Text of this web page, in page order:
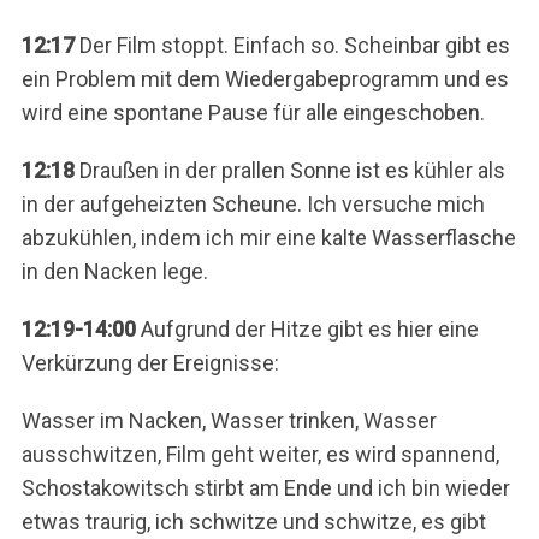
12:17Der Film stoppt. Einfach so. Scheinbar gibt es
ein Problem mit dem Wiedergabeprogramm und es
wird eine spontane Pause für alle eingeschoben.
12:18Draußen in der prallen Sonne ist es kühler als
in der aufgeheizten Scheune. Ich versuche mich
abzukühlen, indem ich mir eine kalte Wasserflasche
in den Nacken lege.
12:19-14:00Aufgrund der Hitze gibt es hier eine
Verkürzung der Ereignisse:
Wasser im Nacken, Wasser trinken, Wasser
ausschwitzen, Film geht weiter, es wird spannend,
Schostakowitsch stirbt am Ende und ich bin wieder
etwas traurig, ich schwitze und schwitze, es gibt